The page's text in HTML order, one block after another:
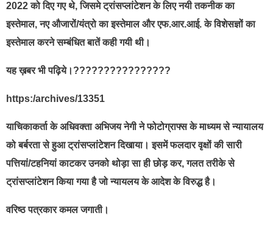
2022 को दिए गए थे, जिसमे ट्रांसप्लांटेशन के लिए नयी तकनीक का
इस्तेमाल, नए औजारों/यंत्रो का इस्तेमाल और एफ.आर.आई. के विशेसज्ञों का
इस्तेमाल करने सम्बंधित बातें कही गयी थी।
यह ख़बर भी पढ़िये।????????????????
https:/archives/13351
याचिकाकर्ता के अधिवक्ता अभिजय नेगी ने फोटोग्राफ्स के माध्यम से न्यायालय
को बर्बरता से हुआ ट्रांसप्लांटेशन दिखाया। इसमें फलदार वृक्षों की सारी
पत्तियां/टहनियां काटकर उनको थोड़ा सा ही छोड़ कर, गलत तरीके से
ट्रांसप्लांटेशन किया गया है जो न्यायलय के आदेश के विरुद्ध है।
वरिष्ठ पत्रकार कमल जगाती।